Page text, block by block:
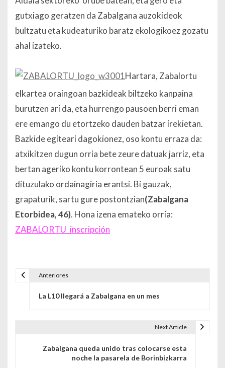
gutxiago geratzen da Zabalgana auzokideok
bultzatu eta kudeaturiko baratz ekologikoez gozatu
ahal izateko.
Hartara, Zabalortu
elkartea oraingoan bazkideak biltzeko kanpaina
burutzen ari da, eta hurrengo pausoen berri eman
ere emango du etortzeko dauden batzar irekietan.
Bazkide egiteari dagokionez, oso kontu erraza da:
atxikitzen dugun orria bete zeure datuak jarriz, eta
bertan ageriko kontu korrontean 5 euroak satu
dituzulako ordainagiria erantsi. Bi gauzak,
grapaturik, sartu gure postontzian(Zabalgana
Etorbidea, 46). Hona izena emateko orria:
ZABALORTU_inscripción
Anteriores
La L10 llegará a Zabalgana en un mes
Next Article
Zabalgana queda unido tras colocarse esta
noche la pasarela de Borinbizkarra